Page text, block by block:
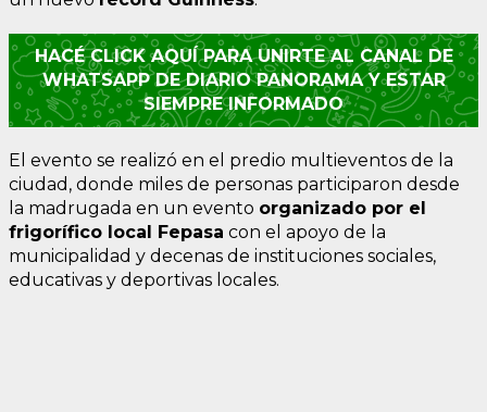
HACÉ CLICK AQUÍ PARA UNIRTE AL CANAL DE
WHATSAPP DE DIARIO PANORAMA Y ESTAR
SIEMPRE INFORMADO
El evento se realizó en el predio multieventos de la
ciudad, donde miles de personas participaron desde
la madrugada en un evento organizado por el
frigorífico local Fepasa con el apoyo de la
municipalidad y decenas de instituciones sociales,
educativas y deportivas locales.